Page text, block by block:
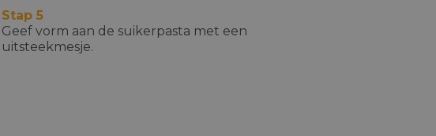
Stap 5
Geef vorm aan de suikerpasta met een
uitsteekmesje.